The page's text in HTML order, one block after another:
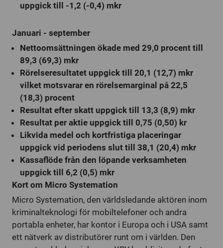
uppgick till -1,2 (-0,4) mkr
Januari - september
Nettoomsättningen ökade med 29,0 procent till
89,3 (69,3) mkr
Rörelseresultatet uppgick till 20,1 (12,7) mkr
vilket motsvarar en rörelsemarginal på 22,5
(18,3) procent
Resultat efter skatt uppgick till 13,3 (8,9) mkr
Resultat per aktie uppgick till 0,75 (0,50) kr
Likvida medel och kortfristiga placeringar
uppgick vid periodens slut till 38,1 (20,4) mkr
Kassaflöde från den löpande verksamheten
uppgick till 6,2 (0,5) mkr
Kort om Micro Systemation
Micro Systemation, den världsledande aktören inom
kriminalteknologi för mobiltelefoner och andra
portabla enheter, har kontor i Europa och i USA samt
ett nätverk av distributörer runt om i världen. Den